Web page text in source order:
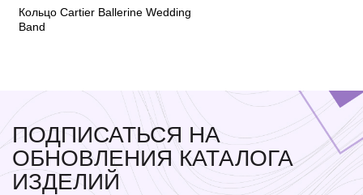
Кольцо Cartier Ballerine Wedding
Band
ПОДПИСАТЬСЯ НА
ОБНОВЛЕНИЯ КАТАЛОГА
ИЗДЕЛИЙ